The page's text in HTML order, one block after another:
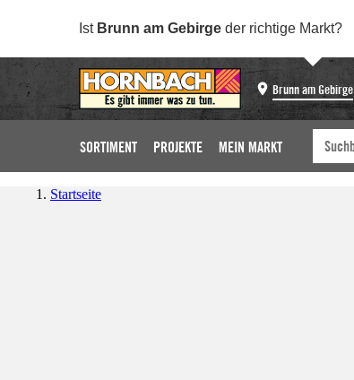
Ist Brunn am Gebirge der richtige Markt?
Brunn am Gebirge
SORTIMENT PROJEKTE MEIN MARKT
Startseite